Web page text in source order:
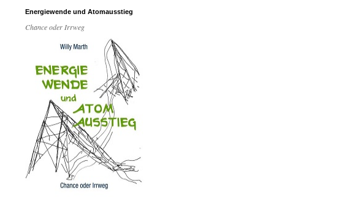
Energiewende und Atomausstieg
Chance oder Irrweg